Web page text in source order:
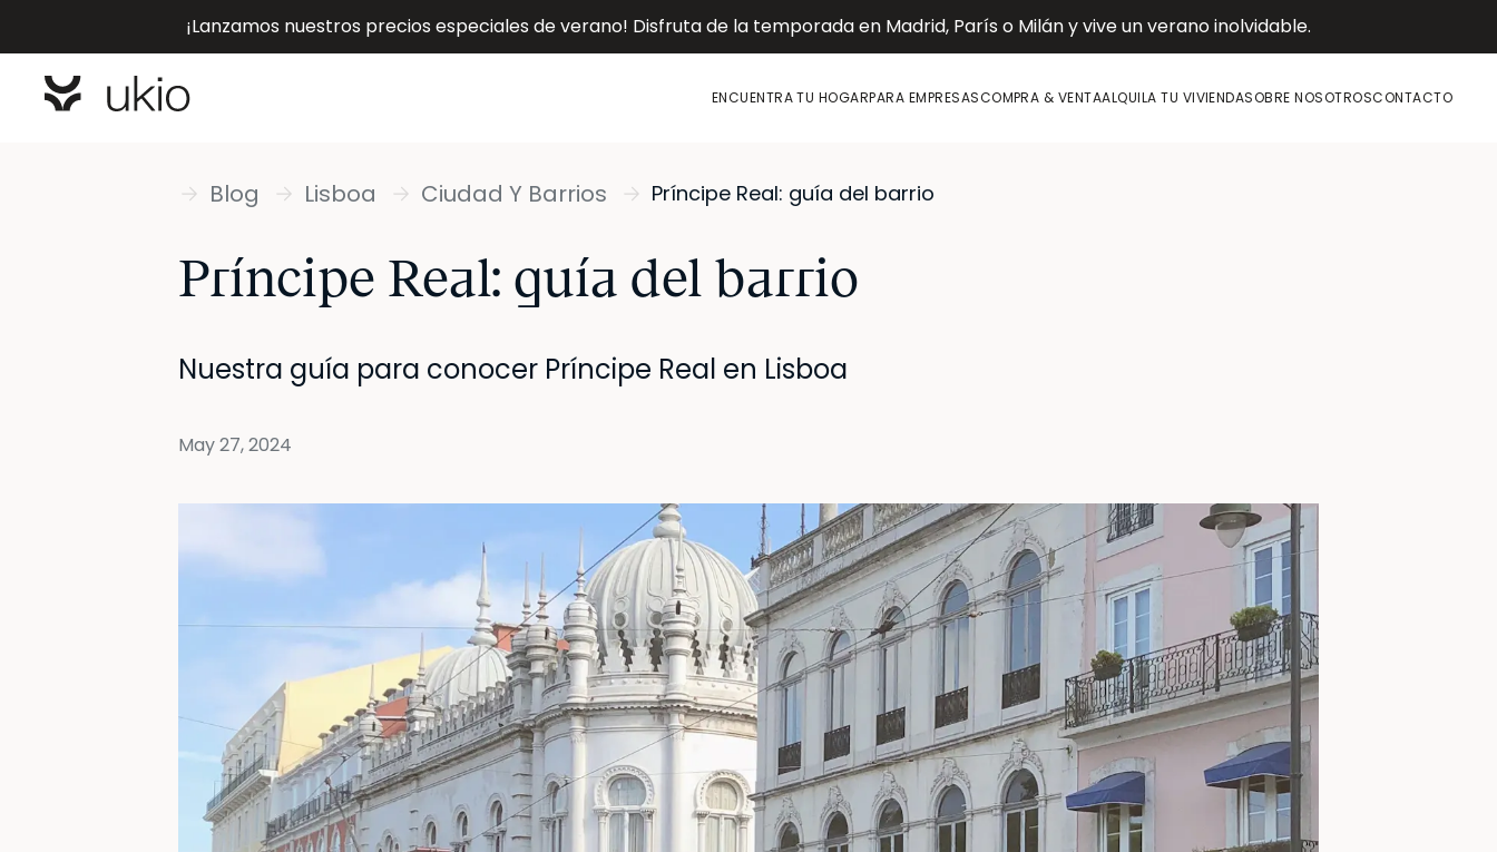
¡Lanzamos nuestros precios especiales de verano! Disfruta de la temporada en Madrid, París o Milán y vive un verano inolvidable.
ENCUENTRA TU HOGARPARA EMPRESASCOMPRA & VENTAALQUILA TU VIVIENDASOBRE NOSOTROSCONTACTO
Blog Lisboa Ciudad Y Barrios Príncipe Real: guía del barrio
Príncipe Real: guía del barrio
Nuestra guía para conocer Príncipe Real en Lisboa
May 27, 2024